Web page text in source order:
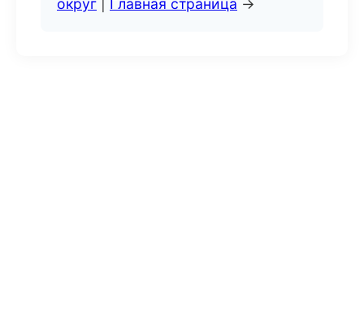
округ
Главная страница →